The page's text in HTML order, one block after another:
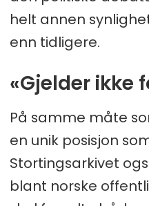
helt annen
enn tidligere.
«Gjelder ikke
På samme måte
en unik posisjon
Stortingsarkivet
blant norske